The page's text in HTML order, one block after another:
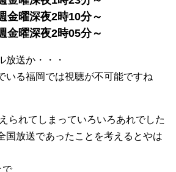
金曜深夜2時10分～
金曜深夜2時05分～
放送か・・・
いる福岡では視聴が不可能ですね
られてしまっていろいろあれでした
国放送であったことを考えるとやは
で